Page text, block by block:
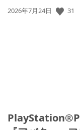
公
2026年7月24日 31